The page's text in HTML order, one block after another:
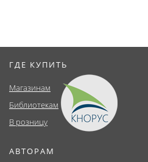
ГДЕ КУПИТЬ
Магазинам
Библиотекам
В розницу
АВТОРАМ